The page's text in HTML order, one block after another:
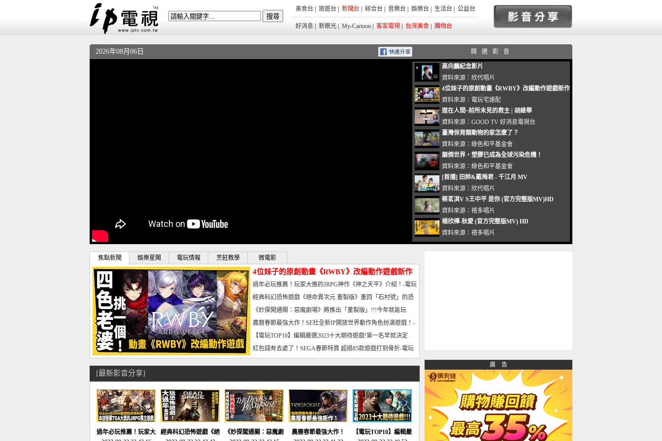
美食台 旅遊台 新聞台 綜合台 音樂台 娛樂台 生活台 公益台
好消息 新眼光 My-Cartoon 客家電視 台灣美食 購物台
2026年08月06日 精選影音
高向鵬紀念影片
資料來源： 欣代唱片
4位妹子的原創動畫《RWBY》改編動作遊戲新作
曝光_電玩宅速配20221102
資料來源： 電玩宅速配
道在人間~前所未見的救主 | 胡維華
資料來源： GOOD TV 好消息電視台
臺灣保育類動物的家怎麼了？
資料來源： 綠色和平基金會
顛倒世界，塑膠已成為全球污染危機！
資料來源： 綠色和平基金會
[首播] 田帥&戴梅君 - 千江月 MV
資料來源： 欣代唱片
蔡茗淇V S王中平 是你 (官方完整版MV)HD
資料來源： 禧多唱片
楊欣樺-秋愛 (官方完整版MV) HD
資料來源： 禧多唱片
焦點新聞 娛樂星聞 電玩情報 烹飪教學 微電影
4位妹子的原創動畫《RWBY》改編動作遊戲新作
曝光_電玩宅速配20221102
過年必玩推薦！玩家大推的JRPG神作《神之天平》介紹！-電玩
宅速配20230126
經典科幻恐怖遊戲《絕命異次元 重製版》重回「石村號」的恐
懼體驗-電玩宅速配20230125
《妙探闖通關：惡魔劇場》將推出「重製版」!!!今年就能玩
到!!-電玩宅速配20230124
農曆春節最強大作！SE社全新IP開放世界動作角色扮演遊戲！-
電玩宅速配20230123
【電玩TOP10】編輯嚴選2023十大期待遊戲!第一名早就決定
了，封面圖直接雷你!-電玩宅速配20230120
紅包錢有去處了！SEGA春節特賣 超過85款遊戲打到骨折-電玩
宅速配20230119
[最新影音分享]
過年必玩推薦！玩家大
經典科幻恐怖遊戲《絕
《妙探闖通關：惡魔劇
農曆春節最強大作！
【電玩TOP10】編輯嚴
廣 告